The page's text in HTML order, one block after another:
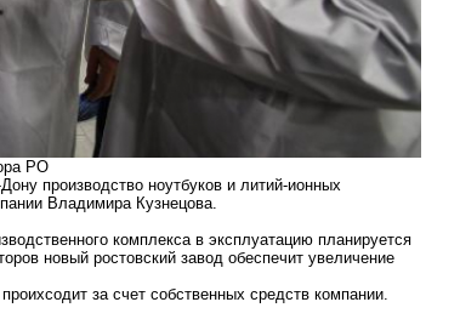
РО
производство ноутбуков и литий-ионных
Владимира Кузнецова.
комплекса в эксплуатацию планируется
новый ростовский завод обеспечит увеличение
за счет собственных средств компании.